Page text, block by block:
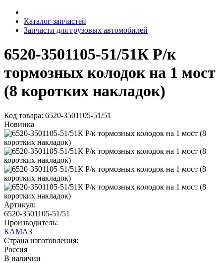
Каталог запчастей
Запчасти для грузовых автомобилей
6520-3501105-51/51К Р/к
тормозных колодок на 1 мост
(8 коротких накладок)
Код товара: 6520-3501105-51/51
Новинка
Артикул:
6520-3501105-51/51
Производитель:
КАМАЗ
Страна изготовления:
Россия
В наличии